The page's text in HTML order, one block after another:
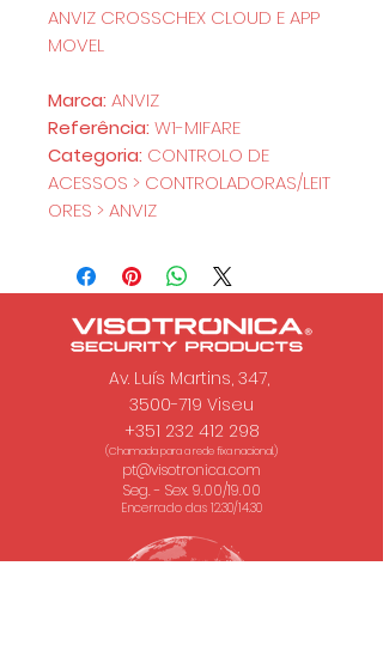
ANVIZ CROSSCHEX CLOUD E APP
MOVEL
Marca: ANVIZ
Referência: W1-MIFARE
Categoria: CONTROLO DE
ACESSOS > CONTROLADORAS/LEIT
ORES > ANVIZ
Av. Luís Martins, 347,
3500-719 Viseu
+351 232 412 298
(Chamada para a rede fixa nacional.)
pt@visotronica.com
Seg. - Sex. 9.00/19.00
Encerrado das 12.30/14.30